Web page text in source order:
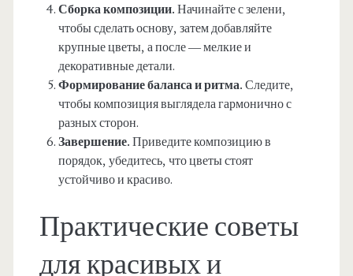
Сборка композиции. Начинайте с зелени,
чтобы сделать основу, затем добавляйте
крупные цветы, а после — мелкие и
декоративные детали.
Формирование баланса и ритма. Следите,
чтобы композиция выглядела гармонично с
разных сторон.
Завершение. Приведите композицию в
порядок, убедитесь, что цветы стоят
устойчиво и красиво.
Практические советы
для красивых и